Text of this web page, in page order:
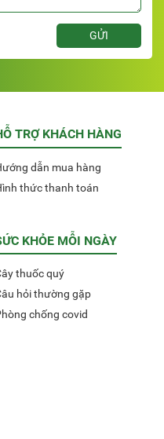
TRỢ KHÁCH HÀNG
dẫn mua hàng
thức thanh toán
KHỎE MỖI NGÀY
thuốc quý
hỏi thường gặp
chống covid